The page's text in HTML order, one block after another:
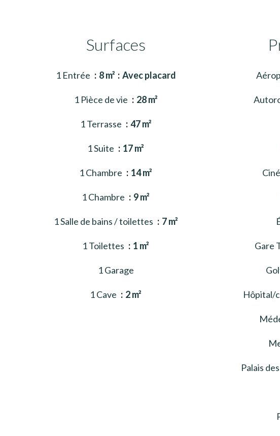
Surfaces
1 Entrée 8 m² Avec placard
1 Pièce de vie 28 m²
1 Terrasse 47 m²
1 Suite 17 m²
1 Chambre 14 m²
1 Chambre 9 m²
1 Salle de bains / toilettes 7 m²
1 Toilettes 1 m²
1 Garage
1 Cave 2 m²
Gare
Hôpital/
Palais